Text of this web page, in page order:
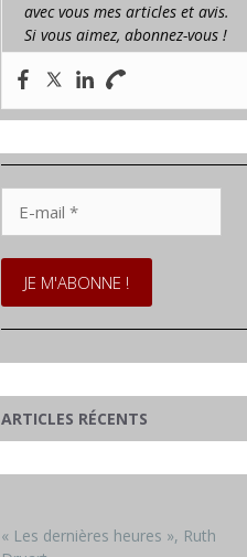
avec vous mes articles et avis.
Si vous aimez, abonnez-vous !
mail
*
ARTICLES RÉCENTS
« Les dernières heures », Ruth